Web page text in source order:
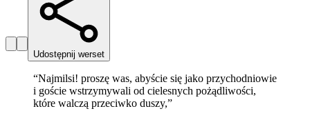
Udostępnij werset
“Najmilsi! proszę was, abyście się jako przychodniowie
i goście wstrzymywali od cielesnych pożądliwości,
które walczą przeciwko duszy,”